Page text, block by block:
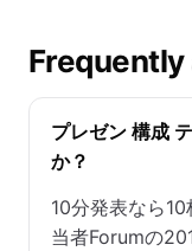
プレゼン 構成
か？
10分発表なら
当者Forumの